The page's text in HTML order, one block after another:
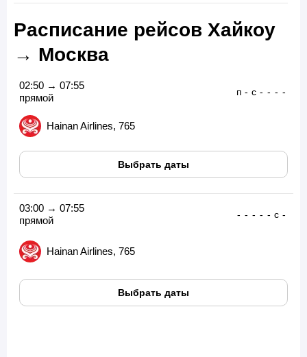
Расписание рейсов Хайкоу
→ Москва
02:50 → 07:55
прямой
Hainan Airlines, 765
п - с - - - -
Выбрать даты
03:00 → 07:55
прямой
Hainan Airlines, 765
- - - - - с -
Выбрать даты